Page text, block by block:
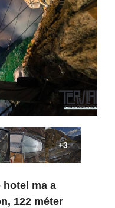
+3
hotel ma a
122 méter